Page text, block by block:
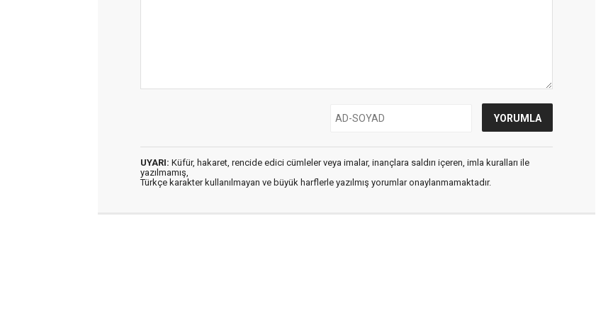
UYARI: Küfür, hakaret, rencide edici cümleler veya imalar, inançlara saldırı içeren, imla kuralları ile
yazılmamış,
Türkçe karakter kullanılmayan ve büyük harflerle yazılmış yorumlar onaylanmamaktadır.